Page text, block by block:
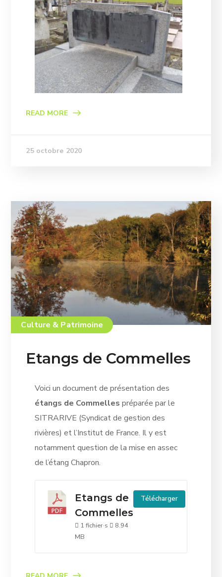
READ MORE
25 octobre 2020
Culture & Patrimoine
Etangs de Commelles
Voici un document de présentation des
étangs de Commelles préparée par le
SITRARIVE (Syndicat de gestion des
rivières) et l’Institut de France. Il y est
notamment question de la mise en assec
de l’étang Chapron.
Etangs de
Commelles
1 fichier·s
8.94
MB
Télécharger